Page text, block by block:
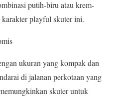
putih-biru atau krem-
playful skuter ini.
ukuran yang kompak dan
di jalanan perkotaan yang
skuter untuk